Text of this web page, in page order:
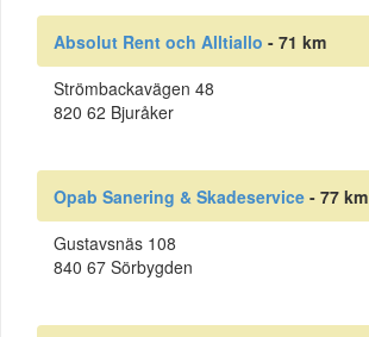
Absolut Rent och Alltiallo - 71 km
Strömbackavägen 48
820 62 Bjuråker
Opab Sanering & Skadeservice - 77 km
Gustavsnäs 108
840 67 Sörbygden